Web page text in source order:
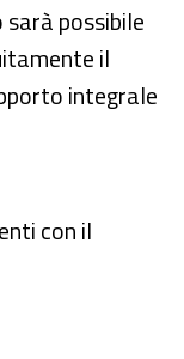
sarà possibile
il
integrale
con il